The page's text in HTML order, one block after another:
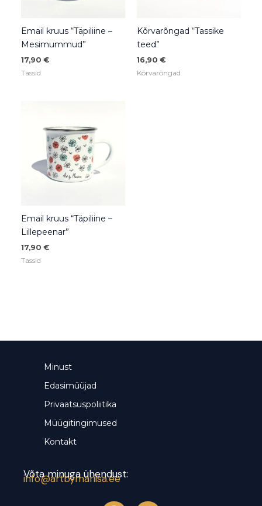
Email kruus “Täpiliine –
Mesimummud”
17,90 €
Tassid
Kõrvarõngad “Tassike
teed”
16,90 €
Kõrvarõngad
Email kruus “Täpiliine –
Lillepeenar”
17,90 €
Tassid
Minust
Edasimüüjad
Privaatsuspoliitika
Müügitingimused
Kontakt
Võta minuga ühendust:
info@artbymariisa.ee